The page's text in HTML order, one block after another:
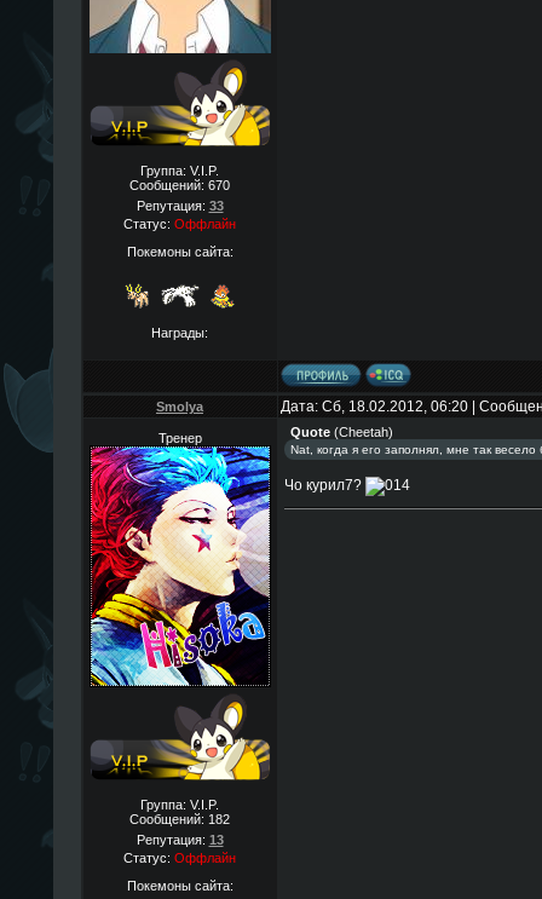
Группа: V.I.P.
Сообщений: 670
Репутация: 33
Статус: Оффлайн
Покемоны сайта:
Награды:
Smolya Дата: Сб, 18.02.2012, 06:20 |
Тренер
Группа: V.I.P.
Сообщений: 182
Репутация: 13
Статус: Оффлайн
Покемоны сайта:
Quote(Cheetah)
Nat, когда я его заполнял, мне так
Чо курил7?